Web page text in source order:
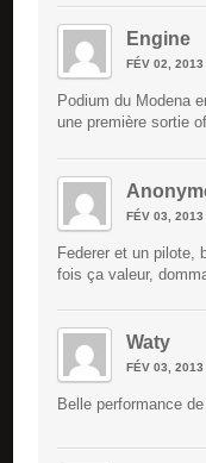
Engine
FÉV 02, 2013
Podium du Modena
une première sortie
FÉV 03, 2013
Federer et un pilote,
fois ça valeur,
Waty
FÉV 03, 2013
Belle performance